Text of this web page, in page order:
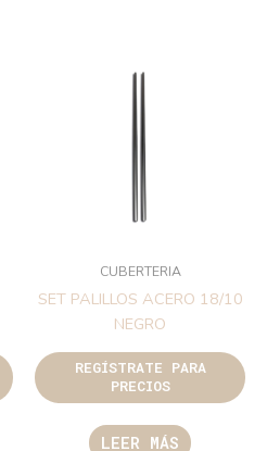
CUBERTERIA
SET PALILLOS ACERO 18/10
NEGRO
REGÍSTRATE PARA
PRECIOS
LEER MÁS